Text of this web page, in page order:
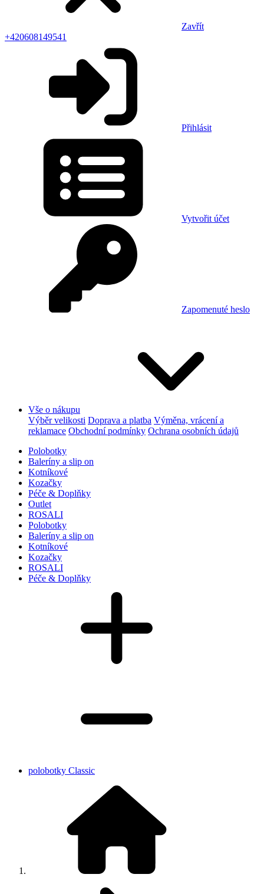
Zavřít
+420608149541
Přihlásit
Vytvořit účet
Zapomenuté heslo
Vše o nákupu
Výběr velikosti Doprava a platba Výměna, vrácení a
reklamace Obchodní podmínky Ochrana osobních údajů
Polobotky
Baleríny a slip on
Kotníkové
Kozačky
Péče & Doplňky
Outlet
ROSALI
Polobotky
Baleríny a slip on
Kotníkové
Kozačky
ROSALI
Péče & Doplňky
polobotky Classic